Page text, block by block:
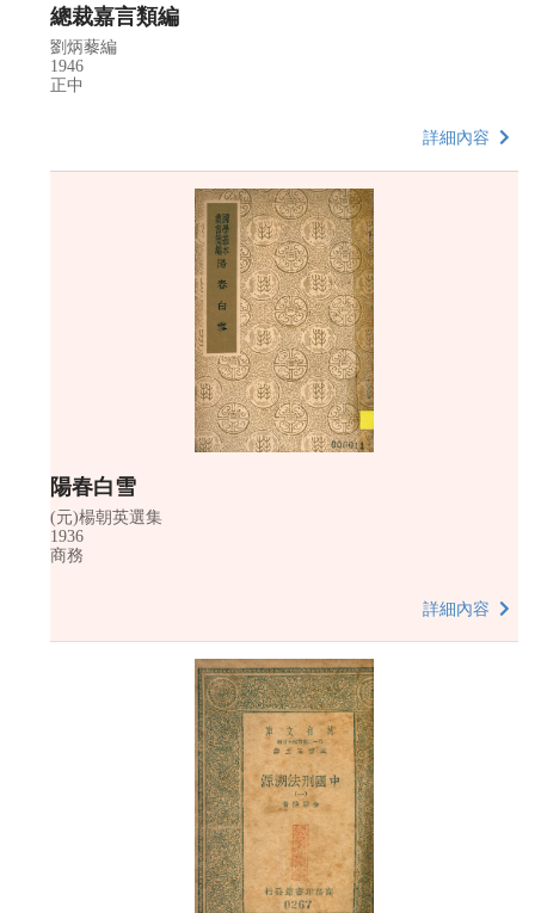
總裁嘉言類編
劉炳藜編
1946
正中
詳細內容
陽春白雪
(元)楊朝英選集
1936
商務
詳細內容